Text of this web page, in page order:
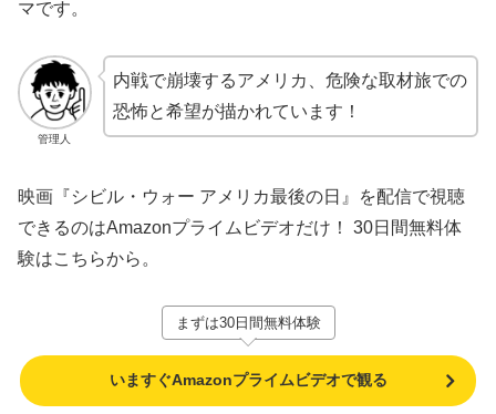
マです。
管理人
内戦で崩壊するアメリカ、危険な取材旅での
恐怖と希望が描かれています！
映画『シビル・ウォー アメリカ最後の日』を配信で視聴
できるのはAmazonプライムビデオだけ！ 30日間無料体
験はこちらから。
まずは30日間無料体験
いますぐAmazonプライムビデオで観る